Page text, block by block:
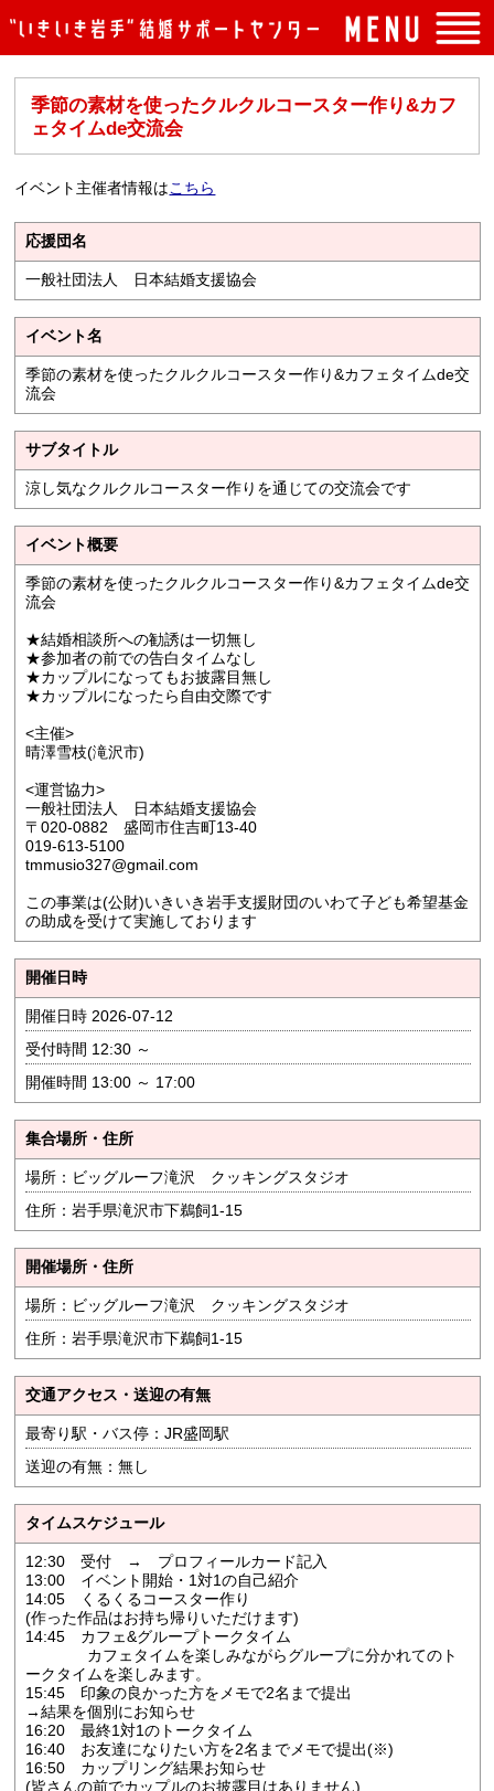
トップページ
入会案内
イベント案内
よくある質問
アクセス
季節の素材を使ったクルクルコースター作り&カフ
ェタイムde交流会
イベント主催者情報はこちら
応援団名
一般社団法人 日本結婚支援協会
イベント名
季節の素材を使ったクルクルコースター作り&カフェタイムde交
流会
サブタイトル
涼し気なクルクルコースター作りを通じての交流会です
イベント概要
季節の素材を使ったクルクルコースター作り&カフェタイムde交
流会
★結婚相談所への勧誘は一切無し
★参加者の前での告白タイムなし
★カップルになってもお披露目無し
★カップルになったら自由交際です
<主催>
晴澤雪枝(滝沢市)
<運営協力>
一般社団法人 日本結婚支援協会
〒020-0882 盛岡市住吉町13-40
019-613-5100
tmmusio327@gmail.com
この事業は(公財)いきいき岩手支援財団のいわて子ども希望基金
の助成を受けて実施しております
開催日時
開催日時 2026-07-12
受付時間 12:30 ～
開催時間 13:00 ～ 17:00
集合場所・住所
場所：ビッグルーフ滝沢 クッキングスタジオ
住所：岩手県滝沢市下鵜飼1-15
開催場所・住所
場所：ビッグルーフ滝沢 クッキングスタジオ
住所：岩手県滝沢市下鵜飼1-15
交通アクセス・送迎の有無
最寄り駅・バス停：JR盛岡駅
送迎の有無：無し
タイムスケジュール
12:30 受付 → プロフィールカード記入
13:00 イベント開始・1対1の自己紹介
14:05 くるくるコースター作り
(作った作品はお持ち帰りいただけます)
14:45 カフェ&グループトークタイム
カフェタイムを楽しみながらグループに分かれてのト
ークタイムを楽しみます。
15:45 印象の良かった方をメモで2名まで提出
→結果を個別にお知らせ
16:20 最終1対1のトークタイム
16:40 お友達になりたい方を2名までメモで提出(※)
16:50 カップリング結果お知らせ
(皆さんの前でカップルのお披露目はありません)